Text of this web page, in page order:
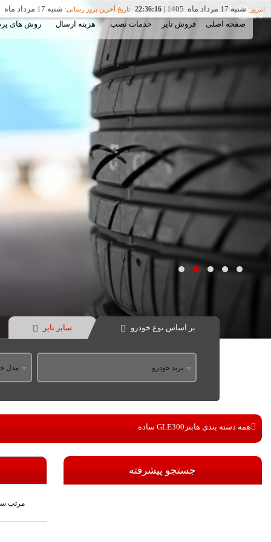
صفحه اصلی فروش تایر خدمات نصب هزینه ارسال روش های
امروز: شنبه 17 مرداد ماه 1405 |
22:36:16 تاریخ آخرین بروز رسانی: شنبه 17 مرداد ماه 1405
بر اساس نوع خودرو سایز تایر
برند خودرو مدل
همه دسته بندی هابنز GLE300 ساده
جستجو پیشرفته
مرتب